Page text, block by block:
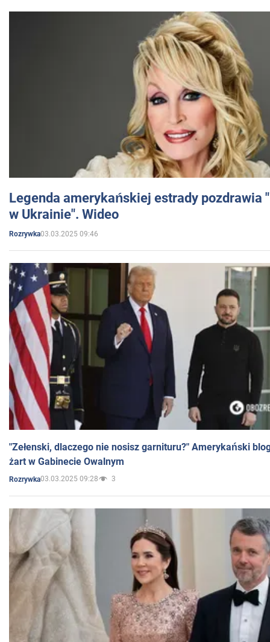
Legenda amerykańskiej estrady pozdrawia
w Ukrainie". Wideo
Rozrywka03.03.2025 09:46
"Zełenski, dlaczego nie nosisz garnituru?" Amerykański
żart w Gabinecie Owalnym
Rozrywka03.03.2025 09:28 3